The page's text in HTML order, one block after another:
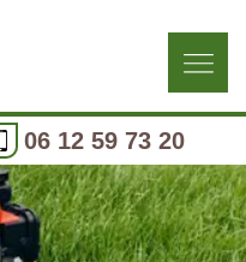
06 12 59 73 20